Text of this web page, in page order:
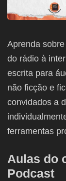
Aprenda
do rádio à
escrita para
não ficção e
convidados a
ferramentas
Aulas do
Podcast